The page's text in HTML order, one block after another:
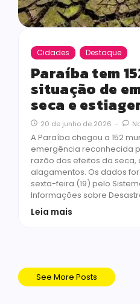
Cidades Destaque
Paraíba tem
situação de
seca e
20 de junho de 2026 -
A Paraíba chegou a 152
emergência reconhecida
razão dos efeitos da seca,
alagamentos. Os dados
sexta-feira (19) pelo
Informações sobre
Leia mais
See More Posts